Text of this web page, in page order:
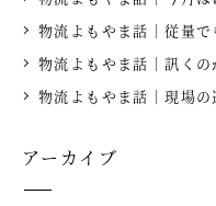
物流よもやま話｜従量で
物流よもやま話｜訊くの
物流よもやま話｜現場の
アーカイブ